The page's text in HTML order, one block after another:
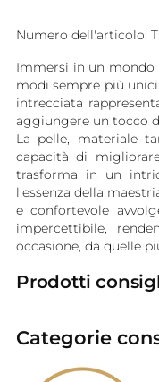
Numero dell'articolo:
Immersi in un mondo
modi sempre più
intrecciata
aggiungere un tocco
La pelle, materiale
capacità di
trasforma in un
l'essenza della
e confortevole
impercettibile,
occasione, da quelle
Prodotti
Categorie